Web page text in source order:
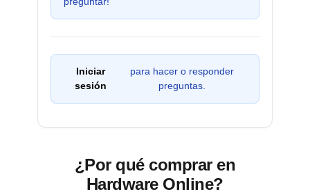
Iniciar
sesión
para hacer o responder
preguntas.
¿Por qué comprar en
Hardware Online?